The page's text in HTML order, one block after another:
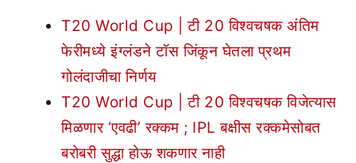
T20 World Cup | टी 20 विश्वचषक अंतिम
फेरीमध्ये इंग्लंडने टॉस जिंकून घेतला प्रथम
गोलंदाजीचा निर्णय
T20 World Cup | टी 20 विश्वचषक विजेत्यास
मिळणार ‘एवढी’ रक्कम ; IPL बक्षीस रक्कमेसोबत
बरोबरी सुद्धा होऊ शकणार नाही